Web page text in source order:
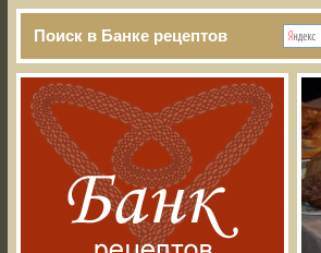
Поиск в Банке рецептов